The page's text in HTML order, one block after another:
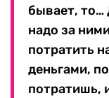
бывает, то…
надо за
потратить
деньгами,
потратишь,